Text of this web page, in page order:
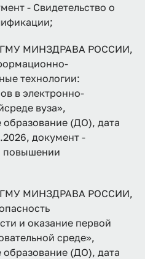
- Свидетельство о
МИНЗДРАВА РОССИИ,
технологии:
в электронно-
вуза»,
(ДО), дата
документ -
повышении
МИНЗДРАВА РОССИИ,
и оказание первой
среде»,
(ДО), дата